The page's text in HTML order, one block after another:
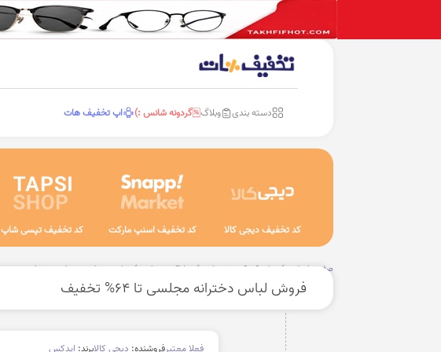
دسته بندی وبلاگ گردونه شانس :) اپ تخفیف هات
کد تخفیف دیجی کالا کد تخفیف اسنپ مارکت کد تخفیف تپسی شاپ
صفحه اصلی نوزاد، کودک و نوجوان پوشاک دخترانه پیراهن مجلسی و دامن دخترانه
فروش لباس دخترانه مجلسی تا 64% تخفیف
فعلا معتبرفروشنده: دیجی کالابرند: ایدکس